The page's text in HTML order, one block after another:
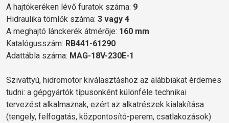
A hajtókeréken lévő furatok száma: 9
Hidraulika tömlők száma: 3 vagy 4
A meghajtó lánckerék átmérője: 160 mm
Katalógusszám: RB441-61290
Adattábla száma: MAG-18V-230E-1
Szivattyú, hidromotor kiválasztáshoz az alábbiakat érdemes
tudni: a gépgyártók típusonként különféle technikai
tervezést alkalmaznak, ezért az alkatrészek kialakítása
(tengely, felfogatás, központosító-perem, csatlakozások)